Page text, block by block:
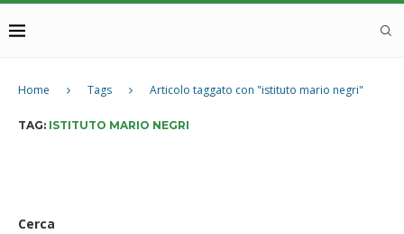
Home Tags Articolo taggato con "istituto mario negri"
TAG: ISTITUTO MARIO NEGRI
Cerca